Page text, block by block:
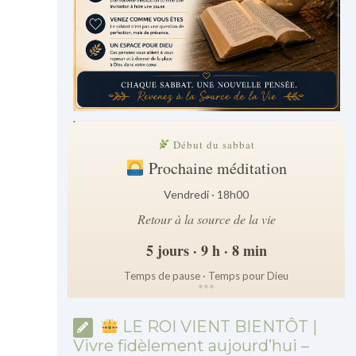
.
Début du sabbat
Prochaine méditation
Vendredi · 18h00
Retour à la source de la vie
5 jours · 9 h · 8 min
Temps de pause · Temps pour Dieu
***
LE ROI VIENT BIENTÔT |
Vivre fidèlement aujourd’hui –